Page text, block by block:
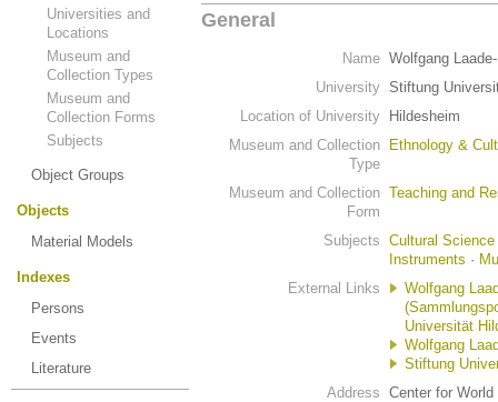
Universities and
Locations
Museum and
Collection Types
Museum and
Collection Forms
Subjects
Object Groups
Objects
Material Models
Indexes
Persons
Events
Literature
General
Name Wolfgang
University Stiftung
Location of University
Hildesheim
Museum and Collection
Type
Ethnology &
Museum and Collection
Form
Teaching and
Subjects Cultural Science
Instruments ·
External Links
Wolfgang
Universität
Wolfgang
Stiftung
Address Center for